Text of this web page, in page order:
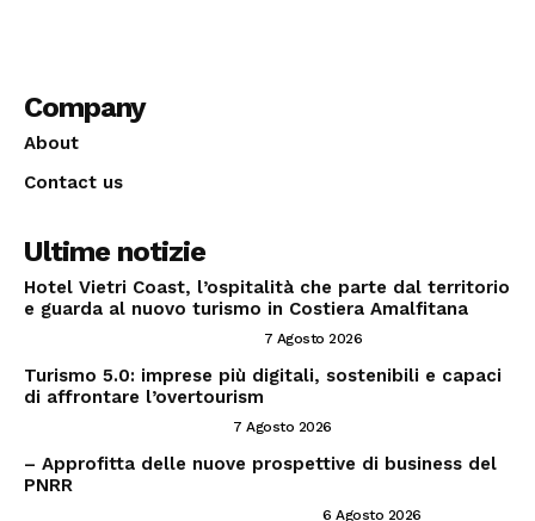
Company
About
Contact us
Ultime notizie
Hotel Vietri Coast, l’ospitalità che parte dal territorio
e guarda al nuovo turismo in Costiera Amalfitana
7 Agosto 2026
Turismo 5.0: imprese più digitali, sostenibili e capaci
di affrontare l’overtourism
7 Agosto 2026
– Approfitta delle nuove prospettive di business del
PNRR
6 Agosto 2026